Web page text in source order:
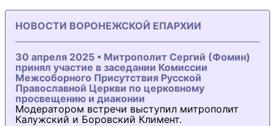
НОВОСТИ ВОРОНЕЖСКОЙ ЕПАРХИИ
30 апреля 2025 • Митрополит Сергий (Фомин)
принял участие в заседании Комиссии
Межсоборного Присутствия Русской
Православной Церкви по церковному
просвещению и диаконии
Модератором встречи выступил митрополит
Калужский и Боровский Климент.